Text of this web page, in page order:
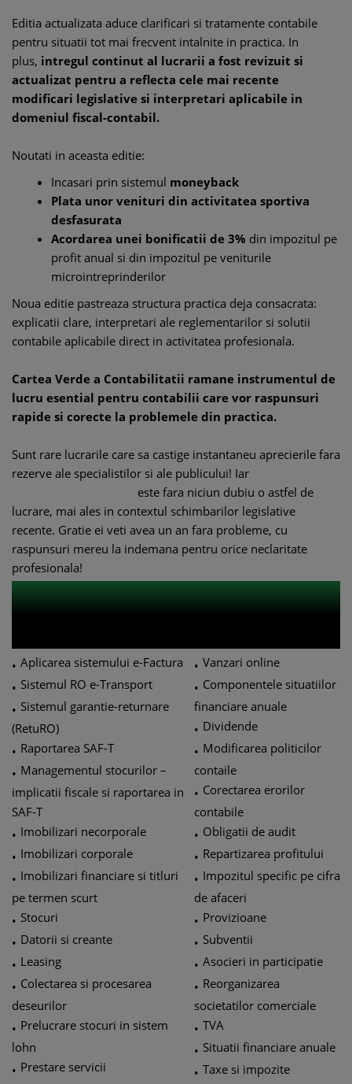
Editia actualizata aduce clarificari si tratamente contabile
pentru situatii tot mai frecvent intalnite in practica. In
plus, intregul continut al lucrarii a fost revizuit si
actualizat pentru a reflecta cele mai recente
modificari legislative si interpretari aplicabile in
domeniul fiscal-contabil.
Noutati in aceasta editie:
Incasari prin sistemul moneyback
Plata unor venituri din activitatea sportiva
desfasurata
Acordarea unei bonificatii de 3% din impozitul pe
profit anual si din impozitul pe veniturile
microintreprinderilor
Noua editie pastreaza structura practica deja consacrata:
explicatii clare, interpretari ale reglementarilor si solutii
contabile aplicabile direct in activitatea profesionala.
Cartea Verde a Contabilitatii ramane instrumentul de
lucru esential pentru contabilii care vor raspunsuri
rapide si corecte la problemele din practica.
Sunt rare lucrarile care sa castige instantaneu aprecierile fara
rezerve ale specialistilor si ale publicului! Iar
este fara niciun dubiu o astfel de
lucrare, mai ales in contextul schimbarilor legislative
recente. Gratie ei veti avea un an fara probleme, cu
raspunsuri mereu la indemana pentru orice neclaritate
profesionala!
• Aplicarea sistemului e-Factura
• Sistemul RO e-Transport
• Sistemul garantie-returnare
(RetuRO)
• Raportarea SAF-T
• Managementul stocurilor –
implicatii fiscale si raportarea in
SAF-T
• Imobilizari necorporale
• Imobilizari corporale
• Imobilizari financiare si titluri
pe termen scurt
• Stocuri
• Datorii si creante
• Leasing
• Colectarea si procesarea
deseurilor
• Prelucrare stocuri in sistem
lohn
• Prestare servicii
• Vanzari online
• Componentele situatiilor
financiare anuale
• Dividende
• Modificarea politicilor
contaile
• Corectarea erorilor
contabile
• Obligatii de audit
• Repartizarea profitului
• Impozitul specific pe cifra
de afaceri
• Provizioane
• Subventii
• Asocieri in participatie
• Reorganizarea
societatilor comerciale
• TVA
• Situatii financiare anuale
• Taxe si impozite